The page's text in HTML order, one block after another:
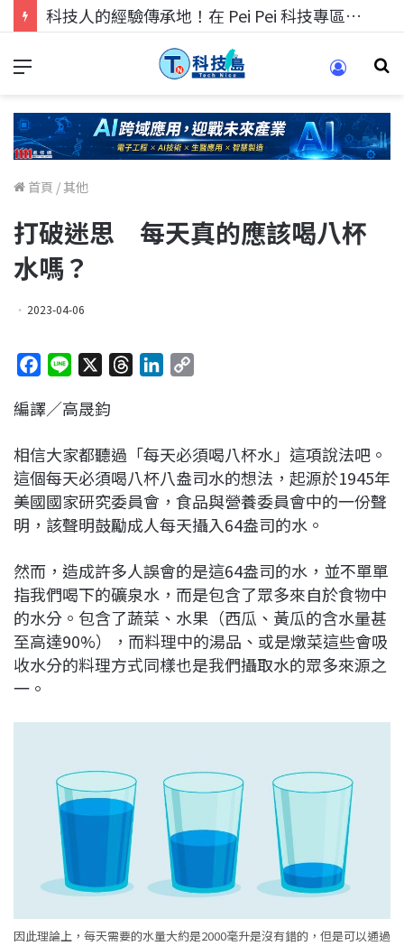
科技人的經驗傳承地！在 Pei Pei 科技專區，與學弟妹交流最硬核的技術
首頁 /其他
打破迷思 每天真的應該喝八杯
水嗎？
2023-04-06
c
b
o
o
k
n
a
d
s
e
d
I
n
L
i
n
k
編譯／高晟鈞
相信大家都聽過「每天必須喝八杯水」這項說法吧。
這個每天必須喝八杯八盎司水的想法，起源於1945年
美國國家研究委員會，食品與營養委員會中的一份聲
明，該聲明鼓勵成人每天攝入64盎司的水。
然而，造成許多人誤會的是這64盎司的水，並不單單
指我們喝下的礦泉水，而是包含了眾多來自於食物中
的水分。包含了蔬菜、水果（西瓜、黃瓜的含水量甚
至高達90%），而料理中的湯品、或是燉菜這些會吸
收水分的料理方式同樣也是我們攝取水的眾多來源之
一。
因此理論上，每天需要的水量大約是2000毫升是沒有錯的，但是可以通過